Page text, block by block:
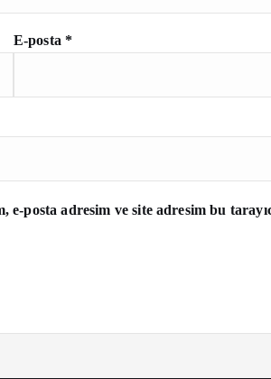
E-posta *
posta adresim ve site adresim bu